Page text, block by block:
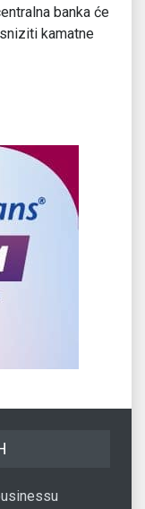
banka će
kamatne